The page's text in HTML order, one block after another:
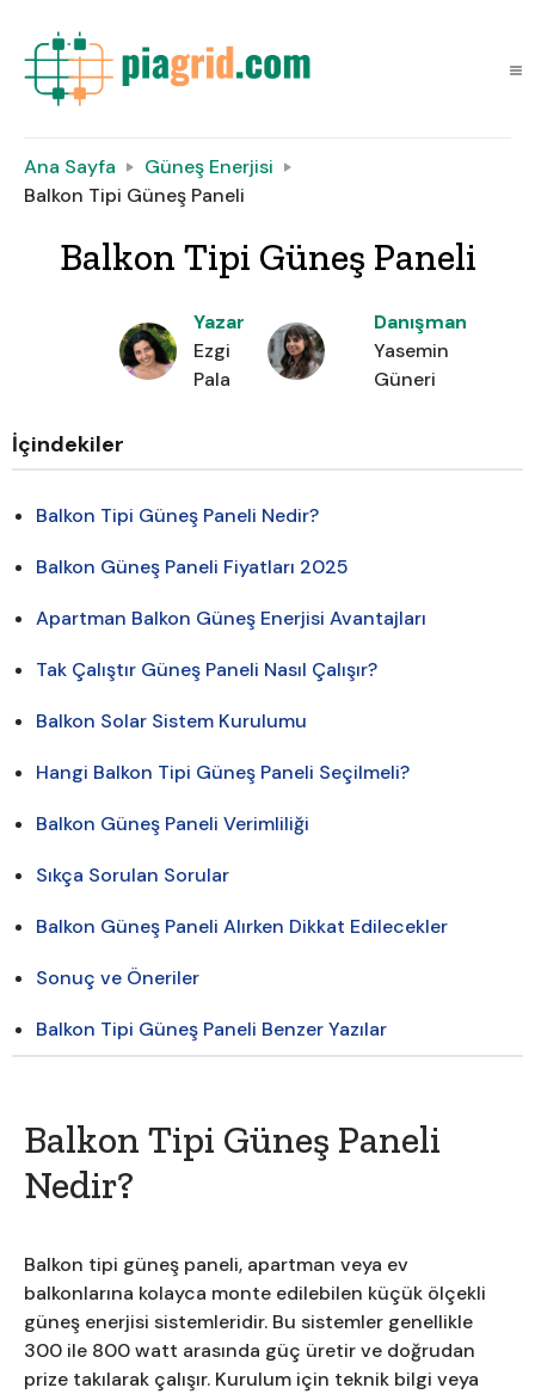
Ana Sayfa
Güneş Enerjisi
Balkon Tipi Güneş Paneli
Balkon Tipi Güneş Paneli
Yazar
Ezgi
Pala
Danışman
Yasemin
Güneri
İçindekiler
Balkon Tipi Güneş Paneli Nedir?
Balkon Güneş Paneli Fiyatları 2025
Apartman Balkon Güneş Enerjisi Avantajları
Tak Çalıştır Güneş Paneli Nasıl Çalışır?
Balkon Solar Sistem Kurulumu
Hangi Balkon Tipi Güneş Paneli Seçilmeli?
Balkon Güneş Paneli Verimliliği
Sıkça Sorulan Sorular
Balkon Güneş Paneli Alırken Dikkat Edilecekler
Sonuç ve Öneriler
Balkon Tipi Güneş Paneli Benzer Yazılar
Balkon Tipi Güneş Paneli
Nedir?
Balkon tipi güneş paneli, apartman veya ev
balkonlarına kolayca monte edilebilen küçük ölçekli
güneş enerjisi sistemleridir. Bu sistemler genellikle
300 ile 800 watt arasında güç üretir ve doğrudan
prize takılarak çalışır. Kurulum için teknik bilgi veya